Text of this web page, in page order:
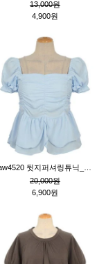
13,000원
4,900원
20,000원
6,900원